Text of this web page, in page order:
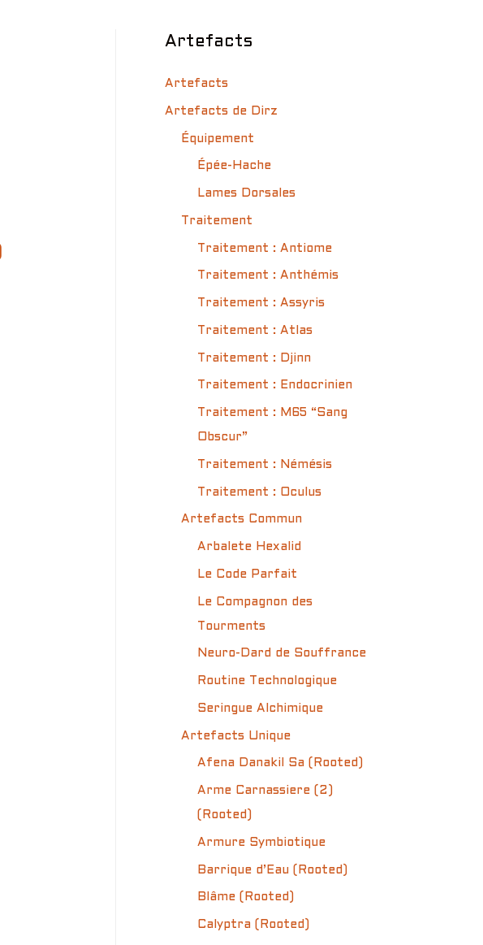
Artefacts
Artefacts
Artefacts de Dirz
Équipement
Épée-Hache
Lames Dorsales
Traitement
Traitement : Antiome
Traitement : Anthémis
Traitement : Assyris
Traitement : Atlas
Traitement : Djinn
Traitement : Endocrinien
Traitement : M65 “Sang
Obscur”
Traitement : Némésis
Traitement : Oculus
Artefacts Commun
Arbalete Hexalid
Le Code Parfait
Le Compagnon des
Tourments
Neuro-Dard de Souffrance
Routine Technologique
Seringue Alchimique
Artefacts Unique
Afena Danakil Sa (Rooted)
Arme Carnassiere (2)
(Rooted)
Armure Symbiotique
Barrique d’Eau (Rooted)
Blâme (Rooted)
Calyptra (Rooted)